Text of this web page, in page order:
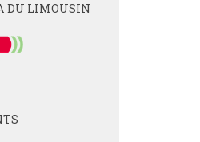
DU LIMOUSIN